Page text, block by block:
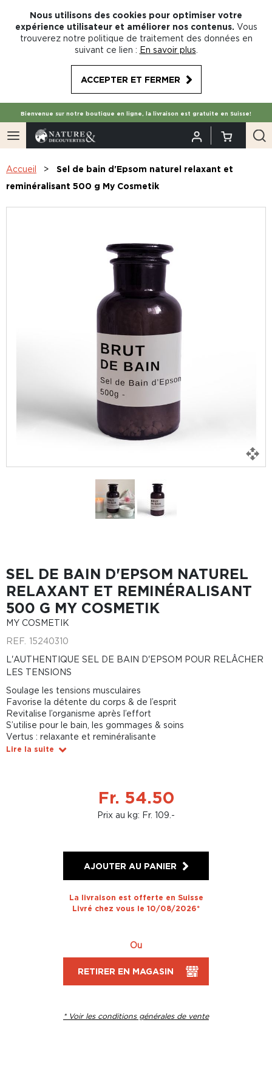
Nous utilisons des cookies pour optimiser votre
expérience utilisateur et améliorer nos contenus. Vous
trouverez notre politique de traitement des données en
suivant ce lien : En savoir plus
ACCEPTER ET FERMER
Bienvenue sur notre boutique en ligne, la livraison est gratuite en Suisse!
Accueil
Sel de bain d'Epsom naturel relaxant et
reminéralisant 500 g My Cosmetik
SEL DE BAIN D'EPSOM NATUREL
RELAXANT ET REMINÉRALISANT
500 G MY COSMETIK
MY COSMETIK
REF. 15240310
L'AUTHENTIQUE SEL DE BAIN D'EPSOM POUR RELÂCHER
LES TENSIONS
Soulage les tensions musculaires
Favorise la détente du corps & de l’esprit
Revitalise l’organisme après l’effort
S’utilise pour le bain, les gommages & soins
Vertus : relaxante et reminéralisante
Lire la suite
Fr. 54.50
Prix au kg: Fr. 109.-
AJOUTER AU PANIER
La livraison est offerte en Suisse
Livré chez vous le 10/08/2026*
Ou
RETIRER EN MAGASIN
* Voir les conditions générales de vente